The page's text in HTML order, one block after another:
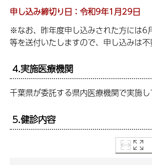
申し込み締切り日：令和9年1月29日
※なお、昨年度申し込みされた方には6
等を送付いたしますので、申し込みは不
4.実施医療機関
千葉県が委託する県内医療機関で実施し
5.健診内容